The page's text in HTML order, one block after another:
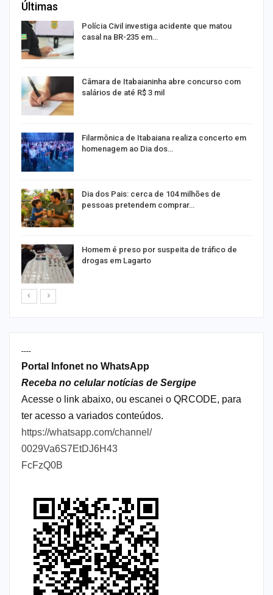
Últimas
Polícia Civil investiga acidente que matou
casal na BR-235 em…
Câmara de Itabaianinha abre concurso com
salários de até R$ 3 mil
Filarmônica de Itabaiana realiza concerto em
homenagem ao Dia dos…
Dia dos Pais: cerca de 104 milhões de
pessoas pretendem comprar…
Homem é preso por suspeita de tráfico de
drogas em Lagarto
----
Portal Infonet no WhatsApp
Receba no celular notícias de Sergipe
Acesse o link abaixo, ou escanei o QRCODE, para
ter acesso a variados conteúdos.
https://whatsapp.com/channel/
0029Va6S7EtDJ6H43
FcFzQ0B